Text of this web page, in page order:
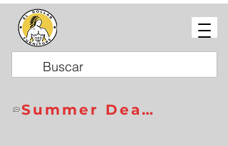
Summer Deals